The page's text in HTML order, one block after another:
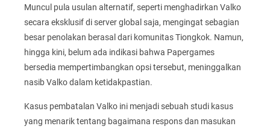
Muncul pula usulan alternatif, seperti menghadirkan Valko
secara eksklusif di server global saja, mengingat sebagian
besar penolakan berasal dari komunitas Tiongkok. Namun,
hingga kini, belum ada indikasi bahwa Papergames
bersedia mempertimbangkan opsi tersebut, meninggalkan
nasib Valko dalam ketidakpastian.
Kasus pembatalan Valko ini menjadi sebuah studi kasus
yang menarik tentang bagaimana respons dan masukan